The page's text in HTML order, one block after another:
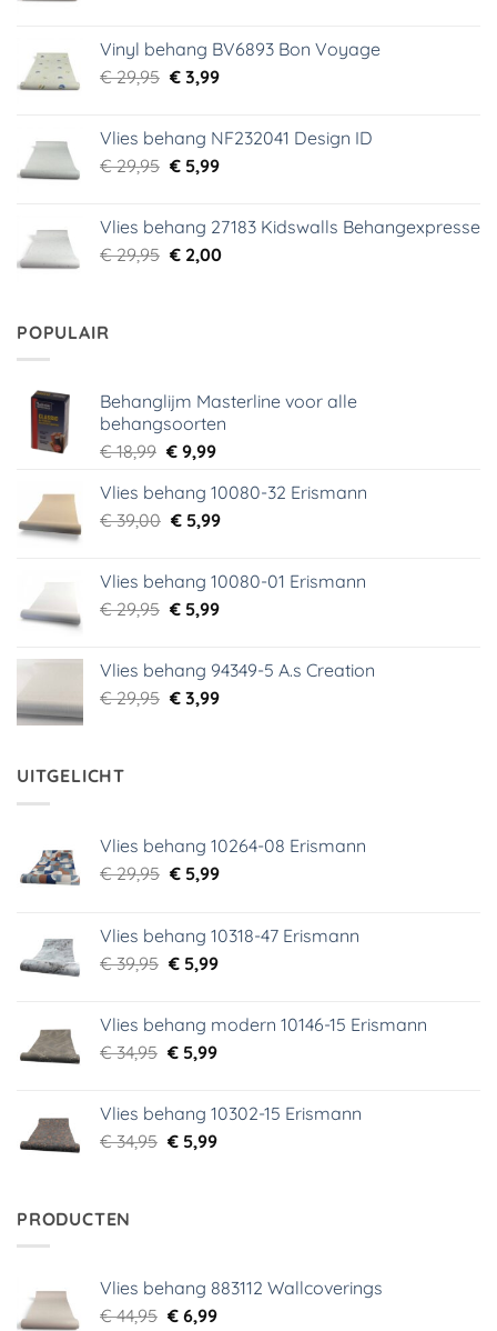
€ 44,95.€ 6,99.
Vinyl behang BV6893 Bon Voyage
€29,95 Oorspronkelijke
€ 29,95.
€3,99Huidige
€ 3,99.
Vlies behang NF232041 Design ID
€29,95 Oorspronkelijke
€ 29,95.
€5,99Huidige
€ 5,99.
Vlies behang 27183 Kidswalls Behangexpresse
€29,95 Oorspronkelijke
€2,00Huidige
POPULAIR
Behanglijm Masterline voor alle
behangsoorten
€18,99 Oorspronkelijke
was:
€ 18,99.
€9,99Huidige
is:
€ 9,99.
Vlies behang 10080-32 Erismann
€39,00 Oorspronkelijke
€ 39,00.
€5,99Huidige
€ 5,99.
Vlies behang 10080-01 Erismann
€29,95 Oorspronkelijke
€ 29,95.
€5,99Huidige
€ 5,99.
Vlies behang 94349-5 A.s Creation
€29,95 Oorspronkelijke
€3,99Huidige
UITGELICHT
Vlies behang 10264-08 Erismann
€29,95 Oorspronkelijke
€ 29,95.
€5,99Huidige
€ 5,99.
Vlies behang 10318-47 Erismann
€39,95 Oorspronkelijke
€ 39,95.
€5,99Huidige
€ 5,99.
Vlies behang modern 10146-15 Erismann
€34,95 Oorspronkelijke
€ 34,95.
€5,99Huidige
€ 5,99.
Vlies behang 10302-15 Erismann
€34,95 Oorspronkelijke
€5,99Huidige
PRODUCTEN
Vlies behang 883112 Wallcoverings
€44,95 Oorspronkelijke
€6,99Huidige